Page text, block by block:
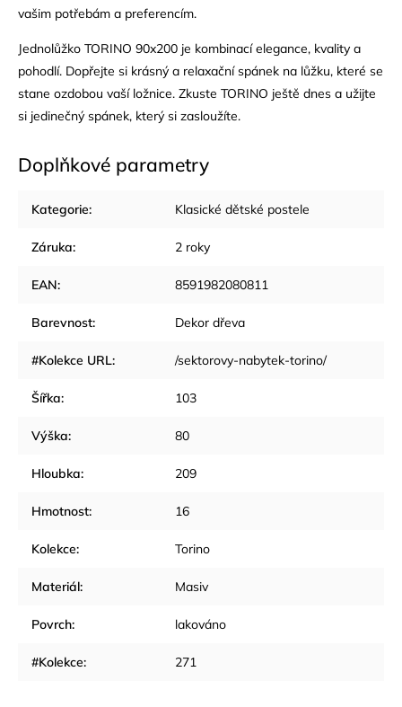
vašim potřebám a preferencím.
Jednolůžko TORINO 90x200 je kombinací elegance, kvality a
pohodlí. Dopřejte si krásný a relaxační spánek na lůžku, které se
stane ozdobou vaší ložnice. Zkuste TORINO ještě dnes a užijte
si jedinečný spánek, který si zasloužíte.
Doplňkové parametry
Kategorie: Klasické dětské postele
Záruka: 2 roky
EAN: 8591982080811
Barevnost: Dekor dřeva
#Kolekce URL: /sektorovy-nabytek-torino/
Šířka: 103
Výška: 80
Hloubka: 209
Hmotnost: 16
Kolekce: Torino
Materiál: Masiv
Povrch: lakováno
#Kolekce: 271